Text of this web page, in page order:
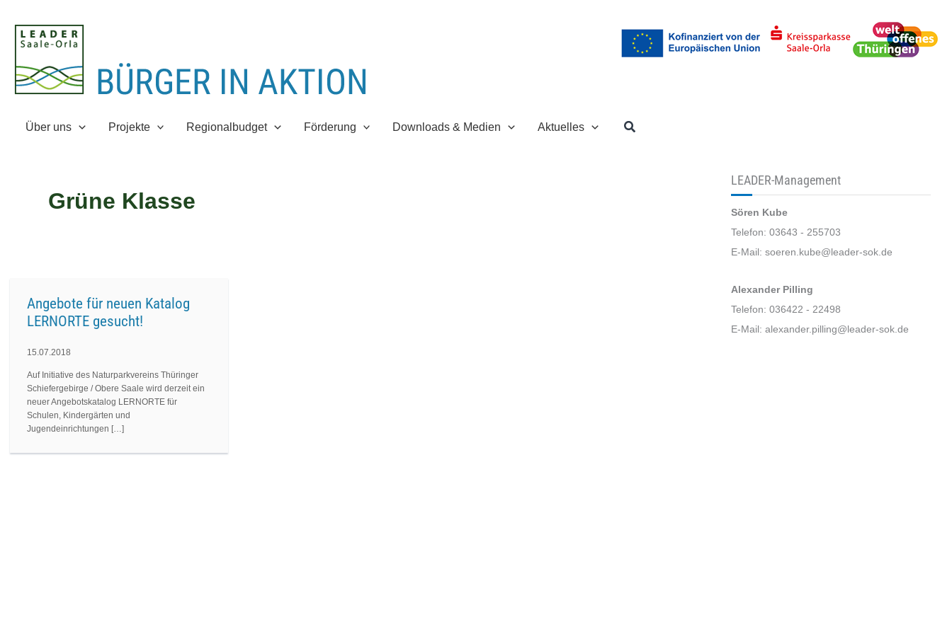
Inhalt
springen
Über uns Projekte Regionalbudget Förderung Downloads & Medien Aktuelles Suchen
Grüne Klasse
Angebote für neuen Katalog
LERNORTE gesucht!
15.07.2018
Auf Initiative des Naturparkvereins Thüringer
Schiefergebirge / Obere Saale wird derzeit ein
neuer Angebotskatalog LERNORTE für
Schulen, Kindergärten und
Jugendeinrichtungen […]
LEADER-Management
Sören Kube
Telefon: 03643 - 255703
E-Mail: soeren.kube@leader-sok.de
Alexander Pilling
Telefon: 036422 - 22498
E-Mail: alexander.pilling@leader-sok.de